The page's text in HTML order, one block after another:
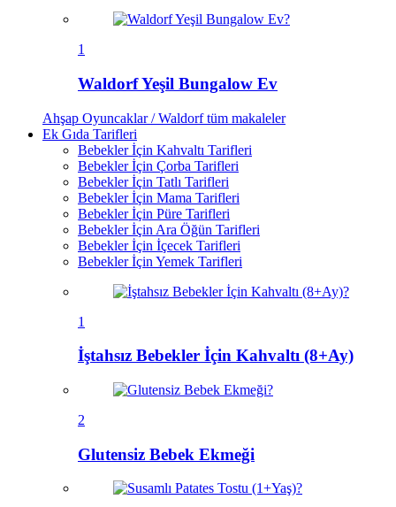
1
Waldorf Yeşil Bungalow Ev
Ahşap Oyuncaklar / Waldorftüm makaleler
Ek Gıda Tarifleri
Bebekler İçin Kahvaltı Tarifleri
Bebekler İçin Çorba Tarifleri
Bebekler İçin Tatlı Tarifleri
Bebekler İçin Mama Tarifleri
Bebekler İçin Püre Tarifleri
Bebekler İçin Ara Öğün Tarifleri
Bebekler İçin İçecek Tarifleri
Bebekler İçin Yemek Tarifleri
1
İştahsız Bebekler İçin Kahvaltı (8+Ay)
2
Glutensiz Bebek Ekmeği